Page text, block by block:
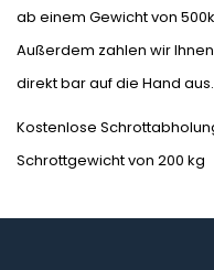
ab einem Gewicht von
Außerdem zahlen wir
direkt bar auf die Hand aus.
Kostenlose
Schrottgewicht von 200 kg